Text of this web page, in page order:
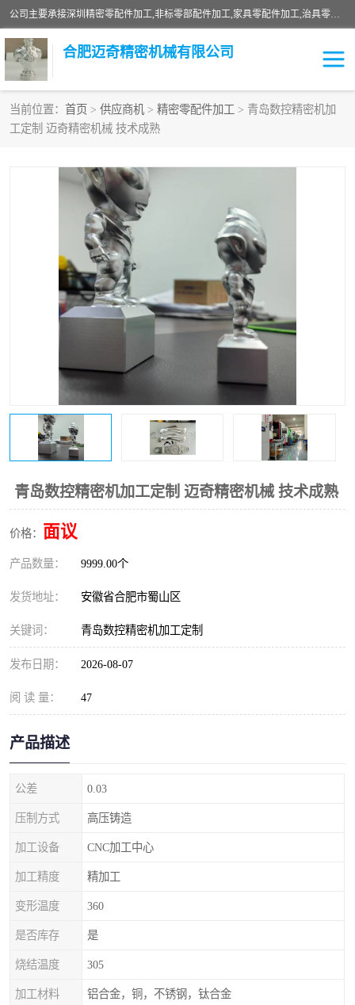
公司主要承接深圳精密零配件加工,非标零部配件加工,家具零配件加工,治具零配件加工,安徽精密零配件加工等各种各种精密机械加工，欢迎来来电咨询！
合肥迈奇精密机械有限公司
当前位置： 首页 > 供应商机 > 精密零配件加工 > 青岛数控精密机加
工定制 迈奇精密机械 技术成熟
青岛数控精密机加工定制 迈奇精密机械 技术成熟
价格： 面议
产品数量： 9999.00个
发货地址： 安徽省合肥市蜀山区
关键词： 青岛数控精密机加工定制
发布日期： 2026-08-07
阅 读 量： 47
产品描述
公差 0.03
压制方式 高压铸造
加工设备 CNC加工中心
加工精度 精加工
变形温度 360
是否库存 是
烧结温度 305
加工材料 铝合金，铜，不锈钢，钛合金
铣床加工
机器人零件加工
家具零配件加工 数控精密机加工
零部件机加工 机床零件加工
CNC加工 数控机床加工